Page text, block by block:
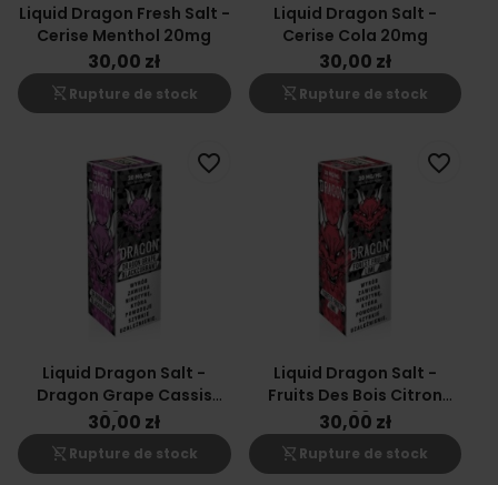
Liquid Dragon Fresh Salt -
Cerise Menthol 20mg
30,00 zł
shopping_cart_off Rupture de stock
Liquid Dragon Salt -
Cerise Cola 20mg
30,00 zł
shopping_cart_off Rupture de stock
Liquid Dragon Salt -
Dragon Grape Cassis
20mg
30,00 zł
shopping_cart_off Rupture de stock
favorite_border
Liquid Dragon Salt -
Fruits Des Bois Citron
Vert 20mg
30,00 zł
shopping_cart_off Rupture de stock
favorite_border